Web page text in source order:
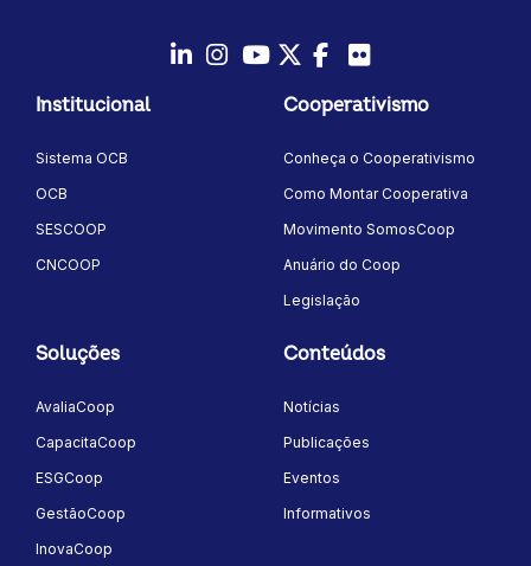
Instagram
YoutubeTwitter/X
Facebook
Institucional
Sistema OCB
OCB
SESCOOP
CNCOOP
Cooperativismo
Conheça o Cooperativismo
Como Montar Cooperativa
Movimento SomosCoop
Anuário do Coop
Legislação
Soluções
AvaliaCoop
CapacitaCoop
ESGCoop
GestãoCoop
InovaCoop
Conteúdos
Notícias
Publicações
Eventos
Informativos